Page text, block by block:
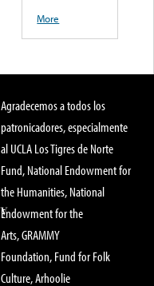
More
Agradecemos a todos los
patronicadores, especialmente
al UCLA Los Tigres de Norte
Fund, National Endowment for
the Humanities, National
Endowment for the
Arts, GRAMMY
Foundation, Fund for Folk
Culture, Arhoolie